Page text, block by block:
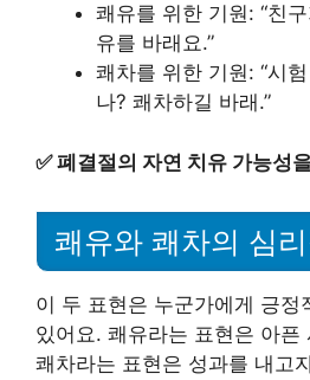
쾌유를 위한 기원: “친
유를 바래요.”
쾌차를 위한 기원: “시
나? 쾌차하길 바래.”
✅폐결절의 자연 치유 가능성
쾌유와 쾌차의 심
이 두 표현은 누군가에게 긍정
있어요. 쾌유라는 표현은 아픈
쾌차라는 표현은 성과를 내고